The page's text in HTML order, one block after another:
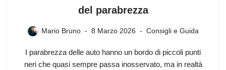
del parabrezza
Mario Bruno 8 Marzo 2026 Consigli e Guida
I parabrezza delle auto hanno un bordo di piccoli punti
neri che quasi sempre passa inosservato, ma in realtà